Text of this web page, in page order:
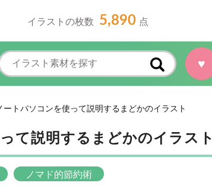
イラストの枚数 5,890 点
♥
ートパソコンを使って説明するまどかのイラスト
て説明するまどかのイラスト
ノマド的節約術